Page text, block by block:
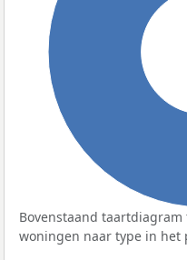
Bovenstaand
woningen naar type in het